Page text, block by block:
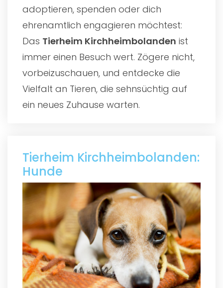
adoptieren, spenden oder dich
ehrenamtlich engagieren möchtest:
Das Tierheim Kirchheimbolanden ist
immer einen Besuch wert. Zögere nicht,
vorbeizuschauen, und entdecke die
Vielfalt an Tieren, die sehnsüchtig auf
ein neues Zuhause warten.
Tierheim Kirchheimbolanden:
Hunde